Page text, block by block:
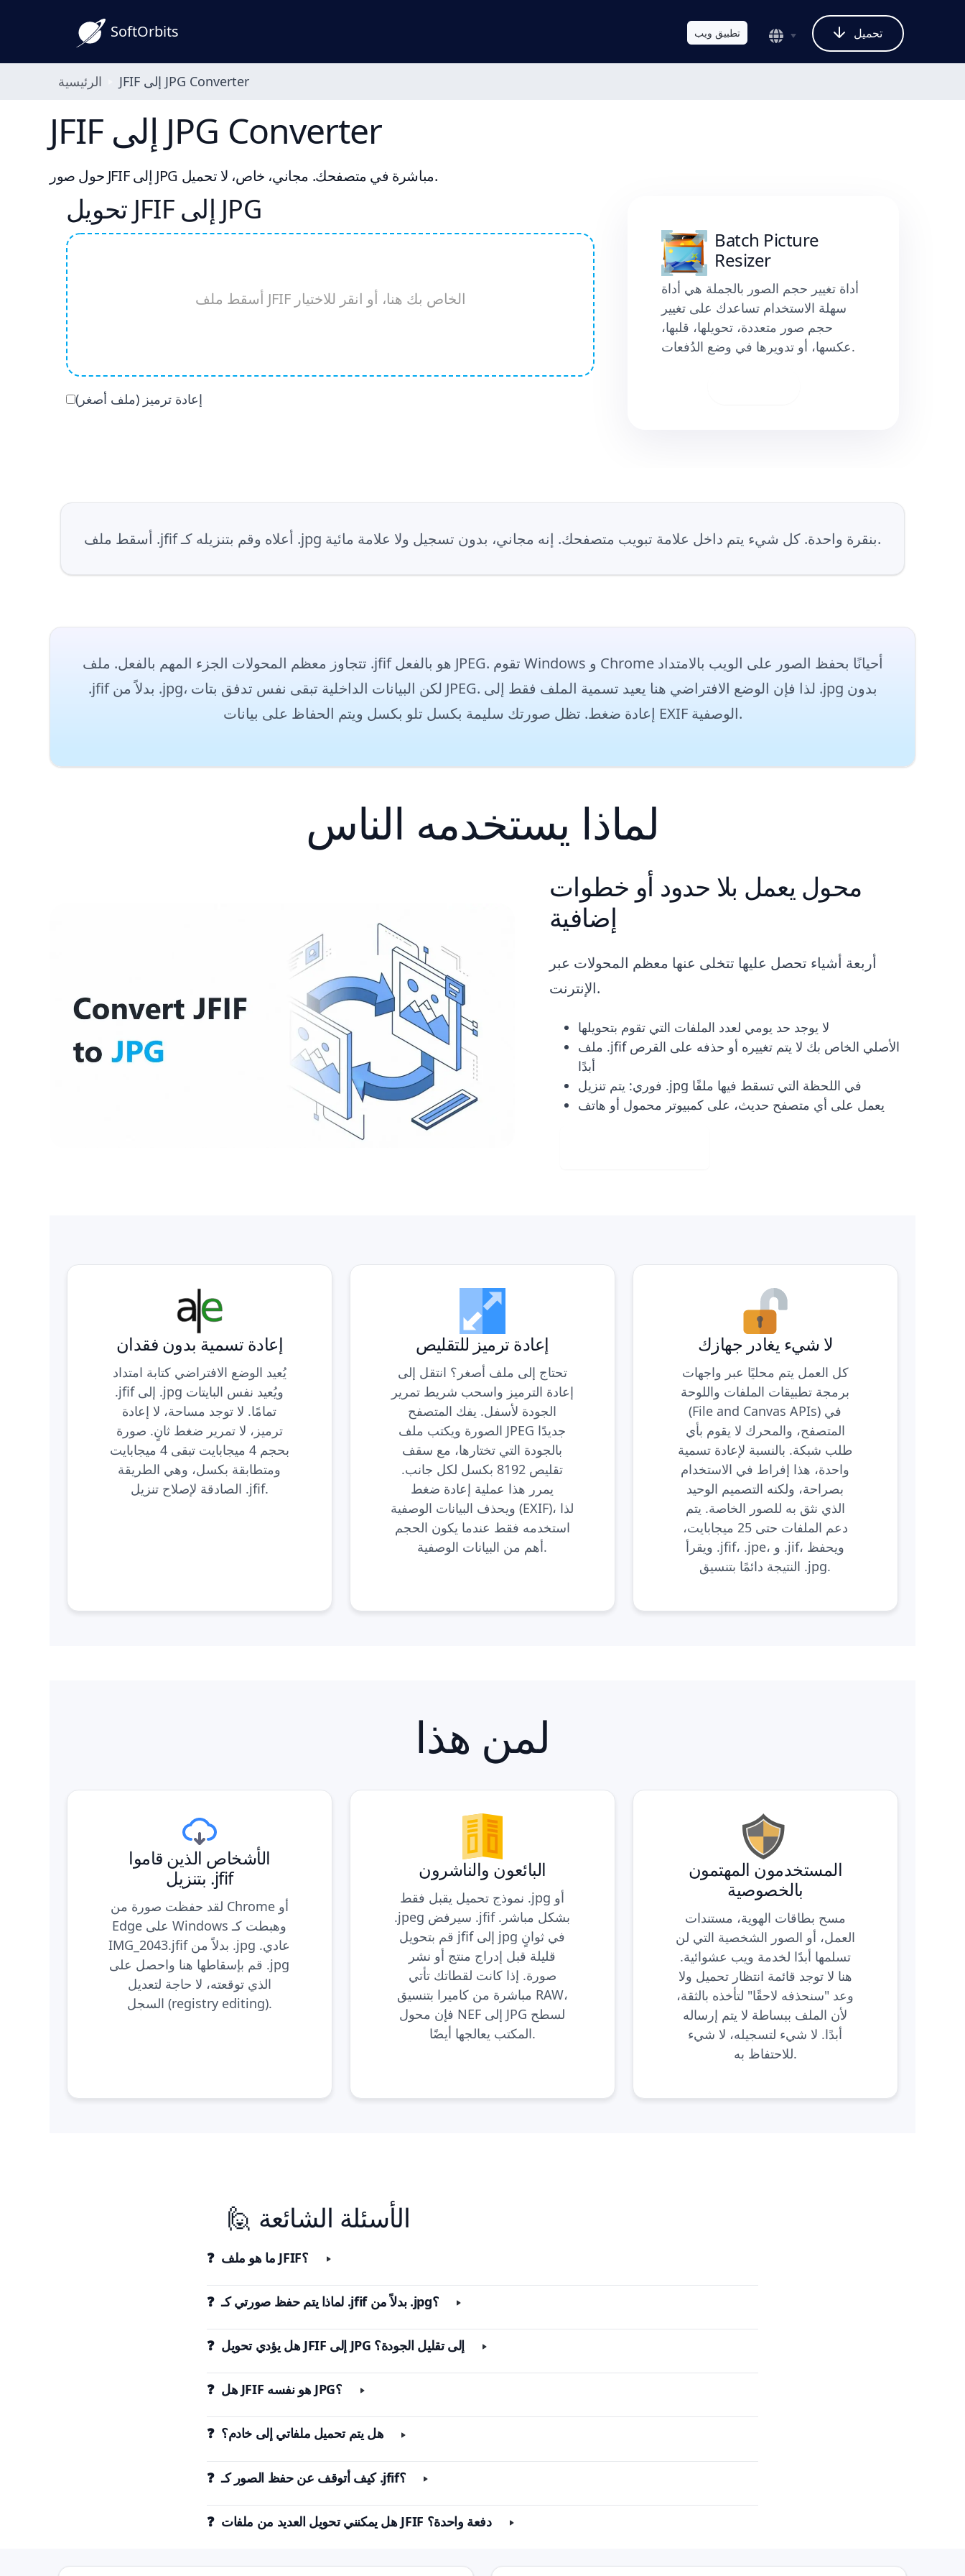
SoftOrbits تطبيق ويب
الرئيسية JFIF إلى JPG Converter
JFIF إلى JPG Converter
حول صور JFIF إلى JPG مباشرة في متصفحك. مجاني، خاص، لا تحميل.
تحويل JFIF إلى JPG
أسقط ملف JFIF الخاص بك هنا، أو انقر للاختيار
إعادة ترميز (ملف أصغر)
Batch Picture
Resizer
أداة تغيير حجم الصور بالجملة هي أداة
سهلة الاستخدام تساعدك على تغيير
حجم صور متعددة، تحويلها، قلبها،
عكسها، أو تدويرها في وضع الدُفعات.
أسقط ملف .jfif أعلاه وقم بتنزيله كـ .jpg بنقرة واحدة. كل شيء يتم داخل علامة تبويب متصفحك. إنه مجاني، بدون تسجيل ولا علامة مائية.
تتجاوز معظم المحولات الجزء المهم بالفعل. ملف .jfif هو بالفعل JPEG. تقوم Windows و Chrome أحيانًا بحفظ الصور على الويب بالامتداد
.jfif بدلاً من .jpg، لكن البيانات الداخلية تبقى نفس تدفق بتات JPEG. لذا فإن الوضع الافتراضي هنا يعيد تسمية الملف فقط إلى .jpg بدون
إعادة ضغط. تظل صورتك سليمة بكسل تلو بكسل ويتم الحفاظ على بيانات EXIF الوصفية.
لماذا يستخدمه الناس
محول يعمل بلا حدود أو خطوات
إضافية
أربعة أشياء تحصل عليها تتخلى عنها معظم المحولات عبر
الإنترنت.
لا يوجد حد يومي لعدد الملفات التي تقوم بتحويلها
ملف .jfif الأصلي الخاص بك لا يتم تغييره أو حذفه على القرص
أبدًا
فوري: يتم تنزيل .jpg في اللحظة التي تسقط فيها ملفًا
يعمل على أي متصفح حديث، على كمبيوتر محمول أو هاتف
إعادة تسمية بدون فقدان
يُعيد الوضع الافتراضي كتابة امتداد
.jfif إلى .jpg ويُعيد نفس البايتات
تمامًا. لا توجد مساحة، لا إعادة
ترميز، لا تمرير ضغط ثانٍ. صورة
بحجم 4 ميجابايت تبقى 4 ميجابايت
ومتطابقة بكسل، وهي الطريقة
الصادقة لإصلاح تنزيل .jfif.
إعادة ترميز للتقليص
تحتاج إلى ملف أصغر؟ انتقل إلى
إعادة الترميز واسحب شريط تمرير
الجودة لأسفل. يفك المتصفح
الصورة ويكتب ملف JPEG جديدًا
بالجودة التي تختارها، مع سقف
تقليص 8192 بكسل لكل جانب.
يمرر هذا عملية إعادة ضغط
ويحذف البيانات الوصفية (EXIF)، لذا
استخدمه فقط عندما يكون الحجم
أهم من البيانات الوصفية.
لا شيء يغادر جهازك
كل العمل يتم محليًا عبر واجهات
برمجة تطبيقات الملفات واللوحة
(File and Canvas APIs) في
المتصفح، والمحرك لا يقوم بأي
طلب شبكة. بالنسبة لإعادة تسمية
واحدة، هذا إفراط في الاستخدام
بصراحة، ولكنه التصميم الوحيد
الذي نثق به للصور الخاصة. يتم
دعم الملفات حتى 25 ميجابايت،
ويقرأ .jfif، .jpe، و .jif، ويحفظ
النتيجة دائمًا بتنسيق .jpg.
لمن هذا
الأشخاص الذين قاموا
بتنزيل .jfif
لقد حفظت صورة من Chrome أو
Edge على Windows وهبطت كـ
IMG_2043.jfif بدلاً من .jpg عادي.
قم بإسقاطها هنا واحصل على .jpg
الذي توقعته، لا حاجة لتعديل
السجل (registry editing).
البائعون والناشرون
نموذج تحميل يقبل فقط .jpg أو
.jpeg سيرفض .jfif بشكل مباشر.
قم بتحويل jfif إلى jpg في ثوانٍ
قليلة قبل إدراج منتج أو نشر
صورة. إذا كانت لقطاتك تأتي
مباشرة من كاميرا بتنسيق RAW،
فإن
محول NEF إلى JPG
المكتب يعالجها أيضًا.
المستخدمون المهتمون
بالخصوصية
مسح بطاقات الهوية، مستندات
العمل، أو الصور الشخصية التي لن
تسلمها أبدًا لخدمة ويب عشوائية.
هنا لا توجد قائمة انتظار تحميل ولا
وعد "سنحذفه لاحقًا" لتأخذه بالثقة،
لأن الملف ببساطة لا يتم إرساله
أبدًا. لا شيء لتسجيله، لا شيء
للاحتفاظ به.
🙋 الأسئلة الشائعة
❓ ما هو ملف JFIF؟
❓ لماذا يتم حفظ صورتي كـ .jfif بدلاً من .jpg؟
❓ هل يؤدي تحويل JFIF إلى JPG إلى تقليل الجودة؟
❓ هل JFIF هو نفسه JPG؟
❓ هل يتم تحميل ملفاتي إلى خادم؟
❓ كيف أتوقف عن حفظ الصور كـ .jfif؟
❓ هل يمكنني تحويل العديد من ملفات JFIF دفعة واحدة؟